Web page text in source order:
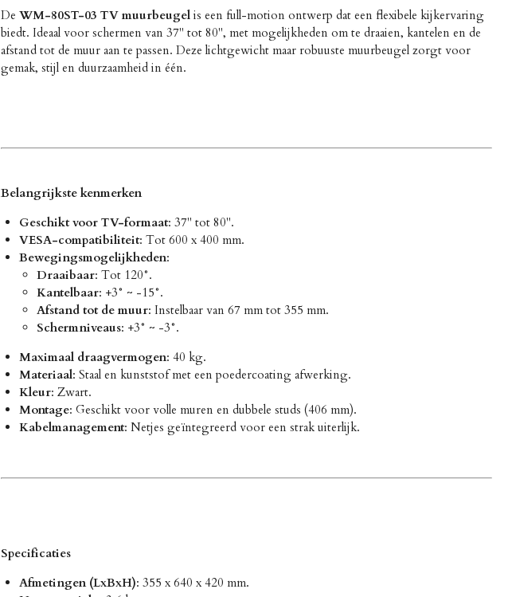
De WM-80ST-03 TV muurbeugel is een full-motion ontwerp dat een flexibele kijkervaring
biedt. Ideaal voor schermen van 37" tot 80", met mogelijkheden om te draaien, kantelen en de
afstand tot de muur aan te passen. Deze lichtgewicht maar robuuste muurbeugel zorgt voor
gemak, stijl en duurzaamheid in één.
Belangrijkste kenmerken
Geschikt voor TV-formaat: 37" tot 80".
VESA-compatibiliteit: Tot 600 x 400 mm.
Bewegingsmogelijkheden:
Draaibaar: Tot 120°.
Kantelbaar: +3° ~ -15°.
Afstand tot de muur: Instelbaar van 67 mm tot 355 mm.
Schermniveaus: +3° ~ -3°.
Maximaal draagvermogen: 40 kg.
Materiaal: Staal en kunststof met een poedercoating afwerking.
Kleur: Zwart.
Montage: Geschikt voor volle muren en dubbele studs (406 mm).
Kabelmanagement: Netjes geïntegreerd voor een strak uiterlijk.
Specificaties
Afmetingen (LxBxH): 355 x 640 x 420 mm.